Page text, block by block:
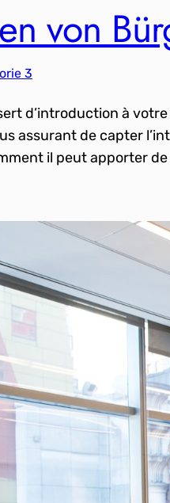
von
3
d’introduction à
assurant de capter
il peut apporter